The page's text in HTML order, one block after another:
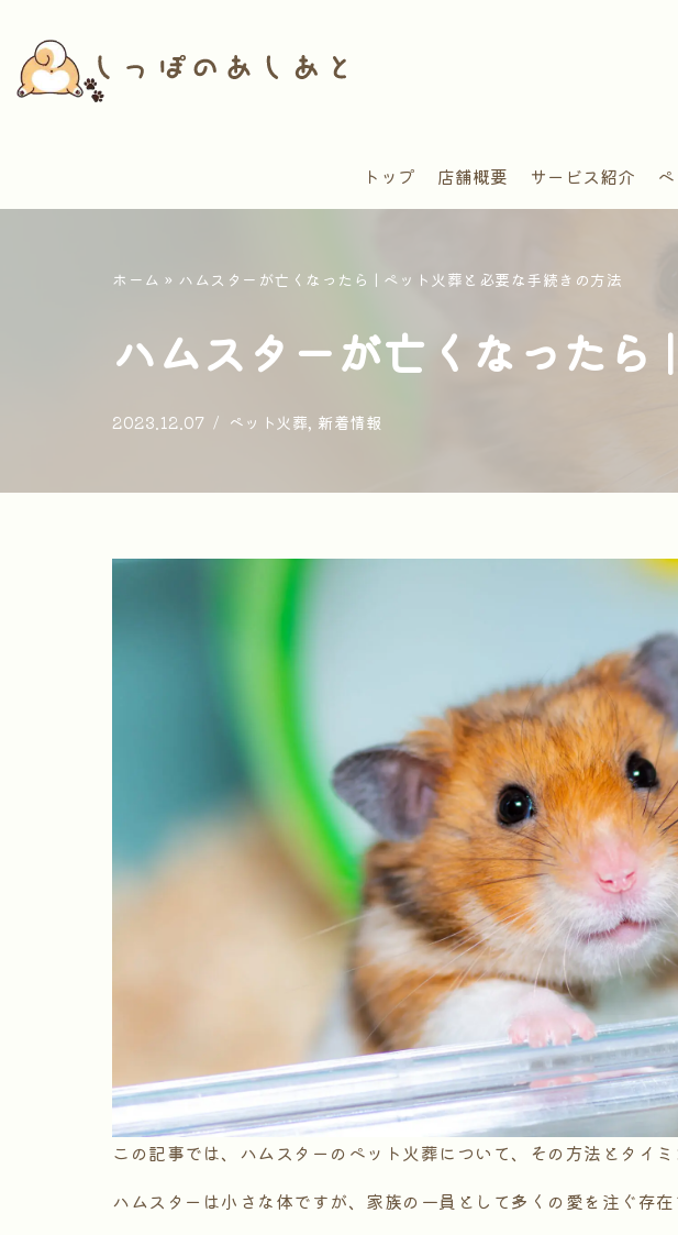
コ
ン
へ
トップ 店舗概要 サービス紹介
ホーム » ハムスターが亡くなったら | ペット火葬と必要な手続きの方法
ハムスターが亡くなった
2023.12.07 ペット火葬, 新着情報
この記事では、ハムスターのペット火葬について、その方法とタイミ
ハムスターは小さな体ですが、家族の一員として多くの愛を注ぐ存在